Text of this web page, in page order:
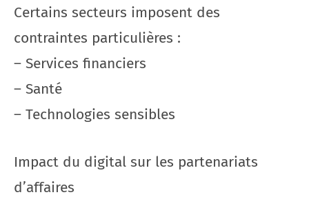
Certains secteurs imposent des
contraintes particulières :
– Services financiers
– Santé
– Technologies sensibles
Impact du digital sur les partenariats
d’affaires